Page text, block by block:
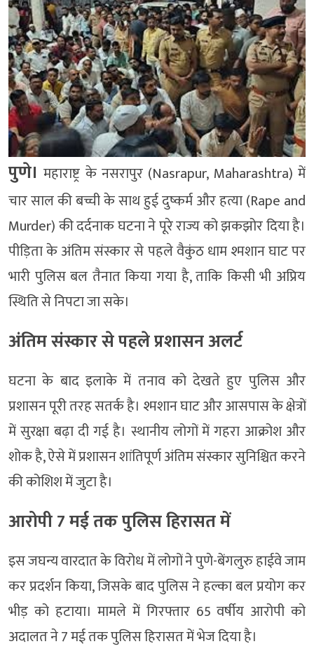
पुणे। महाराष्ट्र के नसरापुर (Nasrapur, Maharashtra) में
चार साल की बच्ची के साथ हुई दुष्कर्म और हत्या (Rape and
Murder) की दर्दनाक घटना ने पूरे राज्य को झकझोर दिया है।
पीड़िता के अंतिम संस्कार से पहले वैकुंठ धाम श्मशान घाट पर
भारी पुलिस बल तैनात किया गया है, ताकि किसी भी अप्रिय
स्थिति से निपटा जा सके।
अंतिम संस्कार से पहले प्रशासन अलर्ट
घटना के बाद इलाके में तनाव को देखते हुए पुलिस और
प्रशासन पूरी तरह सतर्क है। श्मशान घाट और आसपास के क्षेत्रों
में सुरक्षा बढ़ा दी गई है। स्थानीय लोगों में गहरा आक्रोश और
शोक है, ऐसे में प्रशासन शांतिपूर्ण अंतिम संस्कार सुनिश्चित करने
की कोशिश में जुटा है।
आरोपी 7 मई तक पुलिस हिरासत में
इस जघन्य वारदात के विरोध में लोगों ने पुणे-बेंगलुरु हाईवे जाम
कर प्रदर्शन किया, जिसके बाद पुलिस ने हल्का बल प्रयोग कर
भीड़ को हटाया। मामले में गिरफ्तार 65 वर्षीय आरोपी को
अदालत ने 7 मई तक पुलिस हिरासत में भेज दिया है।